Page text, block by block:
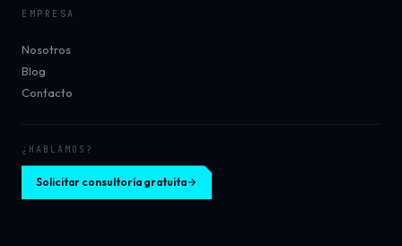
EMPRESA
Nosotros
Blog
Contacto
¿HABLAMOS?
Solicitar consultoría gratuita